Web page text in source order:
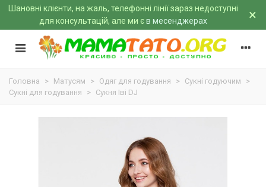
Шановні клієнти, на жаль, телефонні лінії зараз недоступні
для консультацій, але ми єв месенджерах ×
Головна > Матусям > Одяг для годування > Сукні годуючим
>
Сукні для годування
> Сукня Іві DJ